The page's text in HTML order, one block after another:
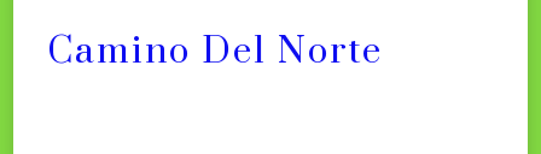
Camino Del Norte